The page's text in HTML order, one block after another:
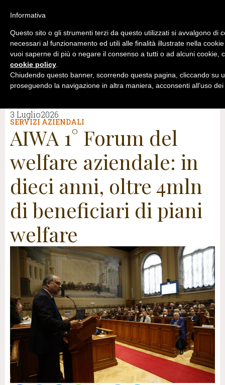
3 Luglio2026
SERVIZI AZIENDALI
AIWA 1° Forum del
welfare aziendale: in
dieci anni, oltre 4mln
di beneficiari di piani
welfare
Informativa
Questo sito o gli strumenti terzi da questo utilizzati si avvalgono di
necessari al funzionamento ed utili alle finalità illustrate nella
vuoi saperne di più o negare il consenso a tutti o ad alcuni cookie,
cookie policy.
Chiudendo questo banner, scorrendo questa pagina, cliccando su
proseguendo la navigazione in altra maniera, acconsenti all’uso